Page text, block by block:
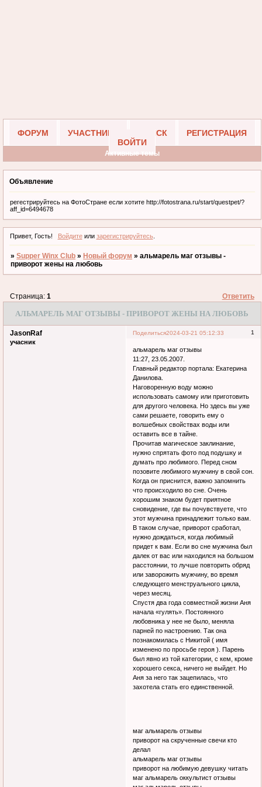
ФОРУМ УЧАСТНИКИ ПОИСК
РЕГИСТРАЦИЯ
ВОЙТИ
Активные темы
Объявление
регестрируйтесь на ФотоСтране если хотите http://fotostrana.ru/start/questpet/?
aff_id=6494678
Привет, Гость! Войдитеили зарегистрируйтесь.
»Supper Winx Club » Новый форум »альмарель маг отзывы -
приворот жены на любовь
АЛЬМАРЕЛЬ МАГ ОТЗЫВЫ - ПРИВОРОТ ЖЕНЫ НА ЛЮБОВЬ
Страница:1 Ответить
Поделиться 1
2024-03-21 05:12:33
JasonRaf
учасник
альмарель маг отзывы
11:27, 23.05.2007.
Главный редактор портала: Екатерина
Данилова.
Наговоренную воду можно
использовать самому или приготовить
для другого человека. Но здесь вы уже
сами решаете, говорить ему о
волшебных свойствах воды или
оставить все в тайне.
Прочитав магическое заклинание,
нужно спрятать фото под подушку и
думать про любимого. Перед сном
позовите любимого мужчину в свой сон.
Когда он приснится, важно запомнить
что происходило во сне. Очень
хорошим знаком будет приятное
сновидение, где вы почувствуете, что
этот мужчина принадлежит только вам.
В таком случае, приворот сработал,
нужно дождаться, когда любимый
придет к вам. Если во сне мужчина был
далек от вас или находился на большом
расстоянии, то лучше повторить обряд
или заворожить мужчину, во время
следующего менструального цикла,
через месяц.
Спустя два года совместной жизни Аня
начала «гулять». Постоянного
любовника у нее не было, меняла
парней по настроению. Так она
познакомилась с Никитой ( имя
изменено по просьбе героя ). Парень
был явно из той категории, с кем, кроме
хорошего секса, ничего не выйдет. Но
Аня за него так зацепилась, что
захотела стать его единственной.
маг альмарель отзывы
приворот на скрученные свечи кто
делал
альмарель маг отзывы
приворот на любимую девушку читать
маг альмарель оккультист отзывы